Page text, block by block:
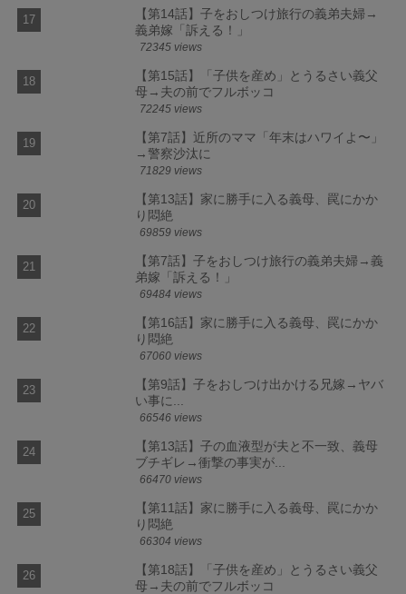
【第14話】子をおしつけ旅行の義弟夫婦→
義弟嫁「訴える！」
72345 views
【第15話】「子供を産め」とうるさい義父
母→夫の前でフルボッコ
72245 views
【第7話】近所のママ「年末はハワイよ〜」
→警察沙汰に
71829 views
【第13話】家に勝手に入る義母、罠にかか
り悶絶
69859 views
【第7話】子をおしつけ旅行の義弟夫婦→義
弟嫁「訴える！」
69484 views
【第16話】家に勝手に入る義母、罠にかか
り悶絶
67060 views
【第9話】子をおしつけ出かける兄嫁→ヤバ
い事に...
66546 views
【第13話】子の血液型が夫と不一致、義母
ブチギレ→衝撃の事実が...
66470 views
【第11話】家に勝手に入る義母、罠にかか
り悶絶
66304 views
【第18話】「子供を産め」とうるさい義父
母→夫の前でフルボッコ